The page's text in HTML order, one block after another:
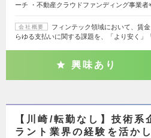
ーチ ・不動産クラウドファンディング事業者
会社概要
フィンテック領域において、賃
らゆる支払いに関する課題を、「より安く」
興味あり
【川崎/転勤なし】技術
ラント業界の経験を活か